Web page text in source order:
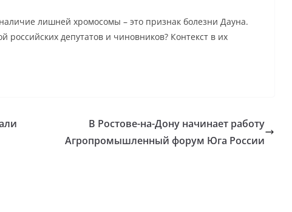
лишней хромосомы – это признак болезни Дауна.
российских депутатов и чиновников? Контекст в их
В Ростове-на-Дону начинает работу
Агропромышленный форум Юга России